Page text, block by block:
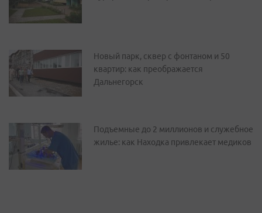
Новый парк, сквер с фонтаном и 50
квартир: как преображается
Дальнегорск
Подъемные до 2 миллионов и служебное
жилье: как Находка привлекает медиков